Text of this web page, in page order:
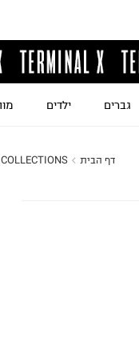
גברים ילדים
דף הבית COLLECTIONS